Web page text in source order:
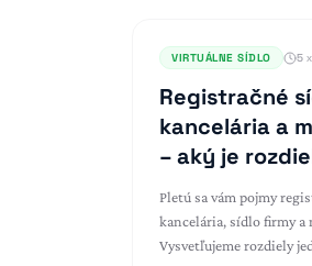
VIRTUÁLNE SÍDLO 5
Registračné
kancelária a
– aký je
Pletú sa vám pojmy
kancelária, sídlo firmy a
Vysvetľujeme rozdiely